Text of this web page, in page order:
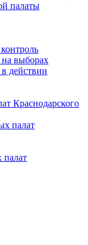
палаты
выборах
действии
Краснодарского
палат